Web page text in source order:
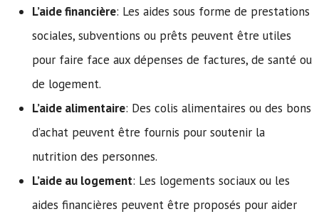
L’aide financière: Les aides sous forme de prestations
sociales, subventions ou prêts peuvent être utiles
pour faire face aux dépenses de factures, de santé ou
de logement.
L’aide alimentaire: Des colis alimentaires ou des bons
d’achat peuvent être fournis pour soutenir la
nutrition des personnes.
L’aide au logement: Les logements sociaux ou les
aides financières peuvent être proposés pour aider